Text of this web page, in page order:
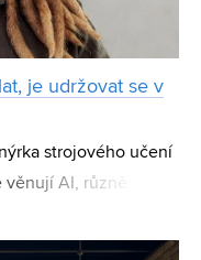
je udržovat se v
strojového učení
AI, různě po
pro n